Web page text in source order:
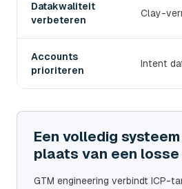
Datakwaliteit
verbeteren
Clay-
Accounts
prioriteren
Intent
Een volledig
plaats van een
GTM engineering verbindt ICP-